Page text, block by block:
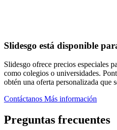
Slidesgo está disponible
Slidesgo ofrece precios especiales
como colegios o universidades.
obtén una oferta personalizada que
Contáctanos Más información
Preguntas frecuentes